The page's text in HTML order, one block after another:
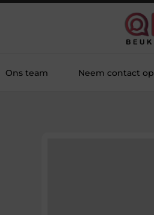
Ons team Neem contact op